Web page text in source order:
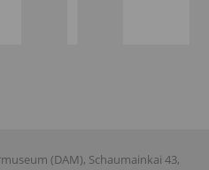
(DAM), Schaumainkai 43,